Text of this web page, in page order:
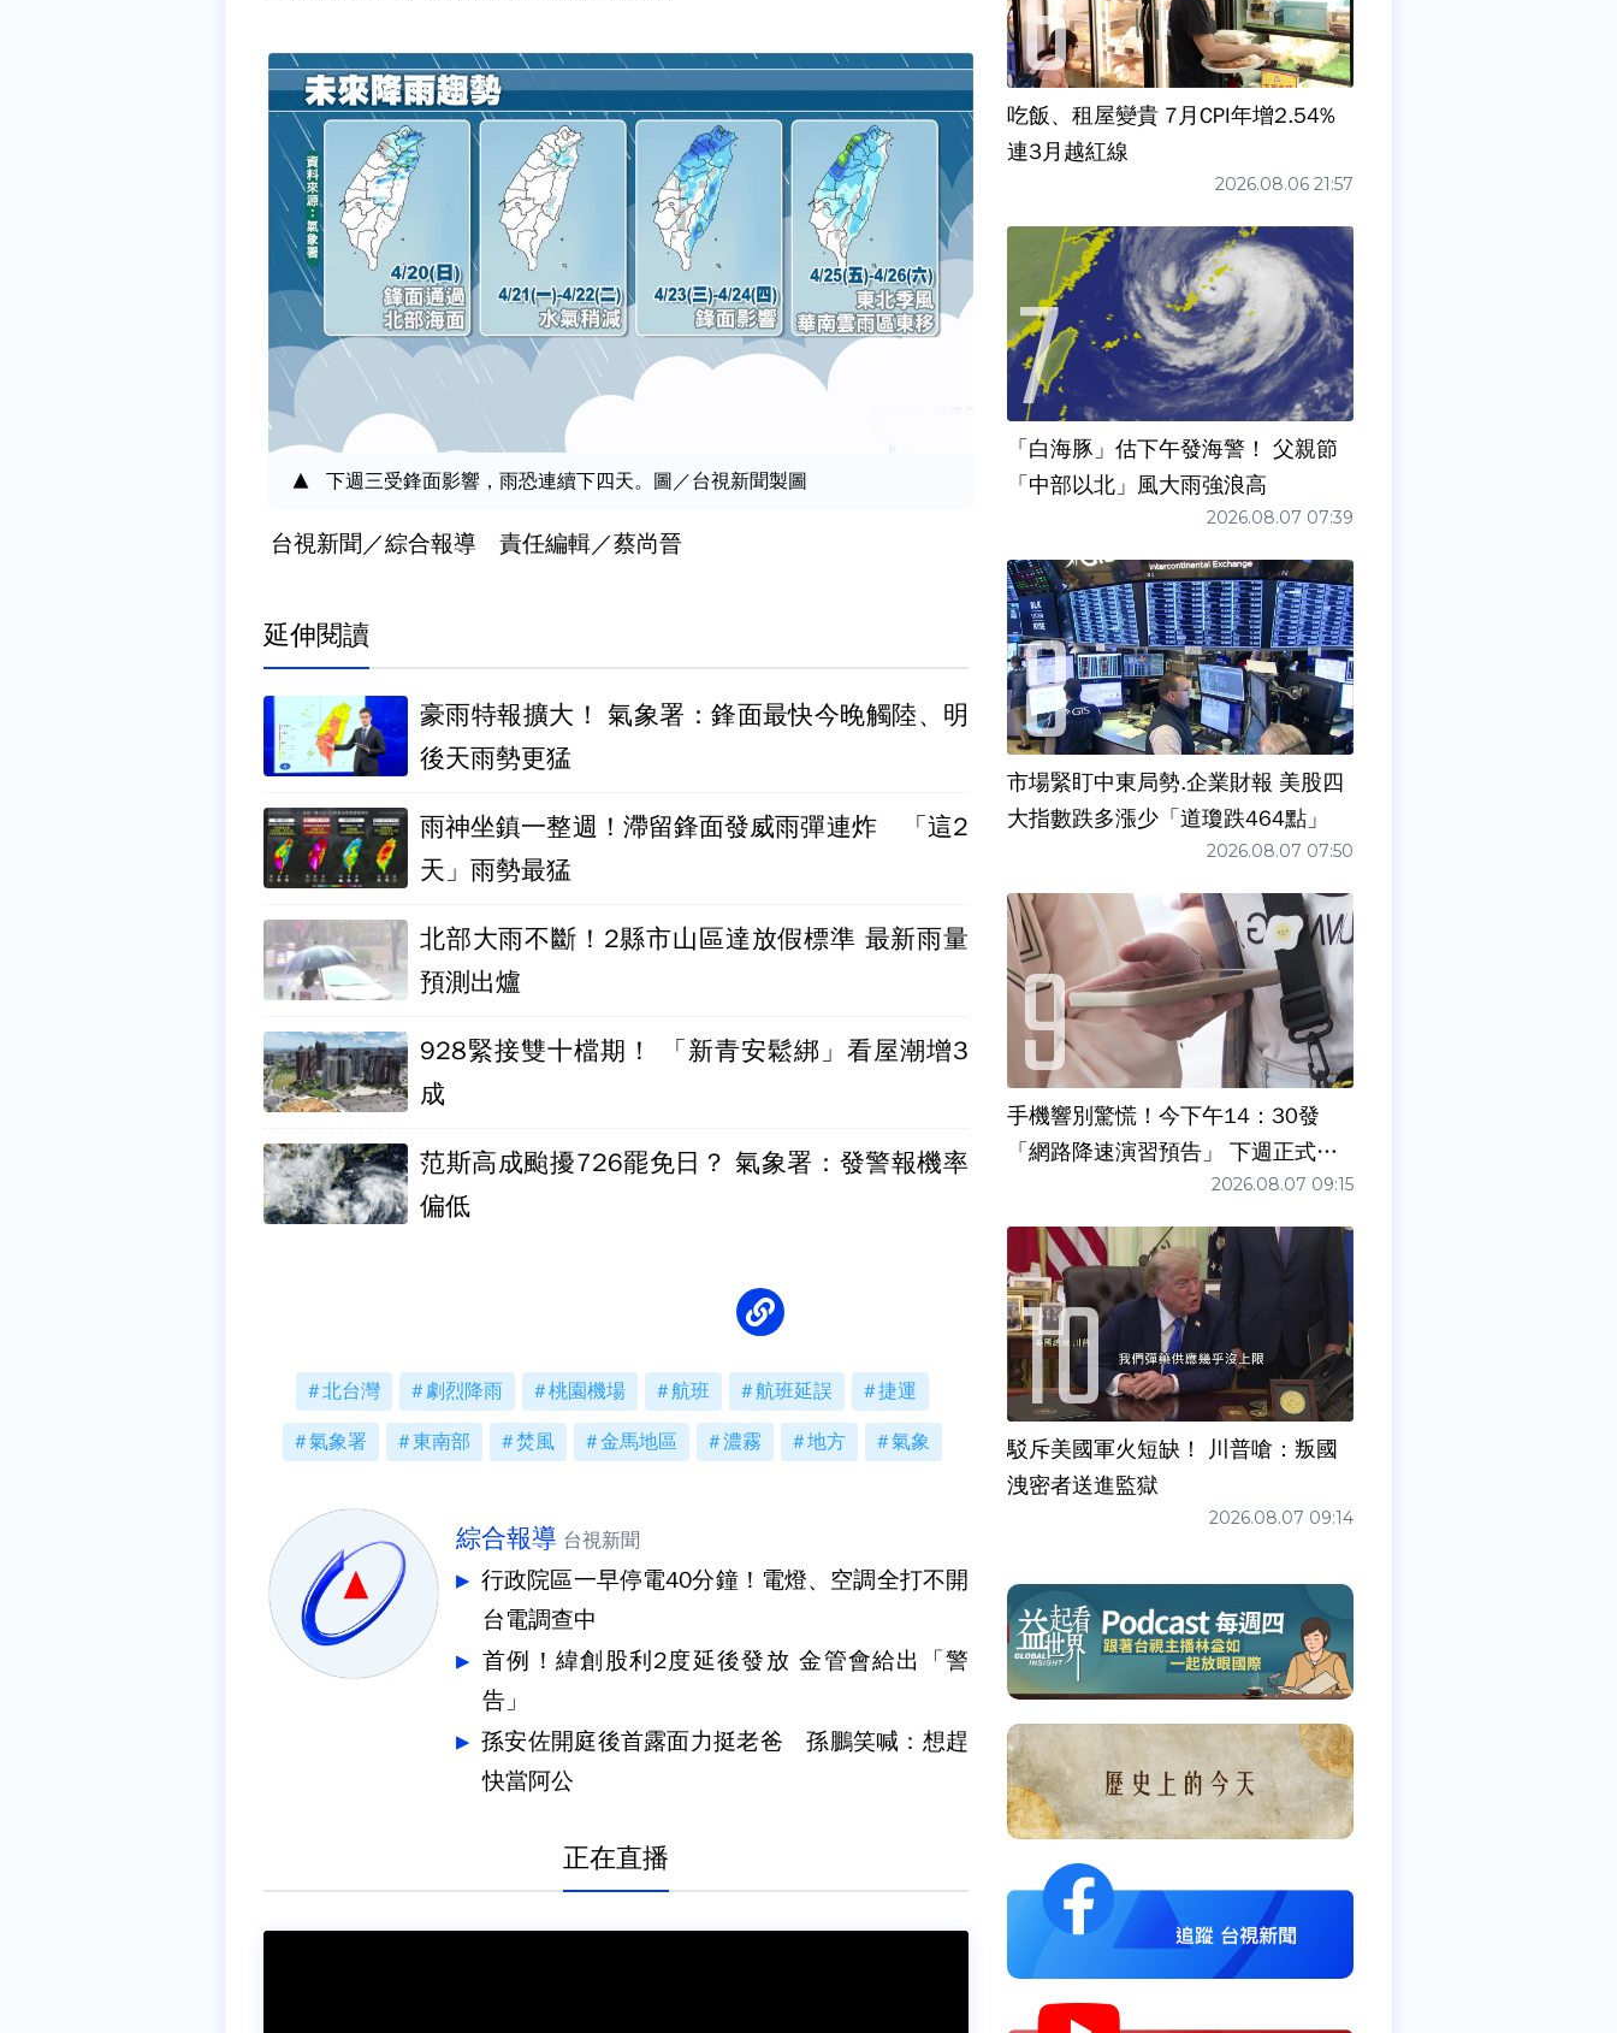
下週三受鋒面影響，雨恐連續下四天。圖／台視新聞製圖
台視新聞／綜合報導 責任編輯／蔡尚晉
延伸閱讀
豪雨特報擴大！ 氣象署：鋒面最快今晚觸陸、明
後天雨勢更猛
雨神坐鎮一整週！滯留鋒面發威雨彈連炸 「這2
天」雨勢最猛
北部大雨不斷！2縣市山區達放假標準 最新雨量
預測出爐
928緊接雙十檔期！ 「新青安鬆綁」看屋潮增3
成
范斯高成颱擾726罷免日？ 氣象署：發警報機率
偏低
北台灣 劇烈降雨 桃園機場 航班 航班延誤 捷運
氣象署 東南部 焚風 金馬地區 濃霧 地方 氣象
綜合報導 台視新聞
行政院區一早停電40分鐘！電燈、空調全打不開
台電調查中
首例！緯創股利2度延後發放 金管會給出「警
告」
孫安佐開庭後首露面力挺老爸 孫鵬笑喊：想趕
快當阿公
正在直播
吃飯、租屋變貴 7月CPI年增2.54%
連3月越紅線
2026.08.06 21:57
「白海豚」估下午發海警！ 父親節
「中部以北」風大雨強浪高
2026.08.07 07:39
市場緊盯中東局勢.企業財報 美股四
大指數跌多漲少「道瓊跌464點」
2026.08.07 07:50
手機響別驚慌！今下午14：30發
「網路降速演習預告」 下週正式登
2026.08.07 09:15
駁斥美國軍火短缺！ 川普嗆：叛國
洩密者送進監獄
2026.08.07 09:14